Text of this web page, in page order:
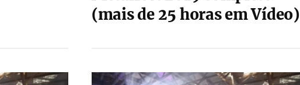
(mais de 25 horas em Vídeo)